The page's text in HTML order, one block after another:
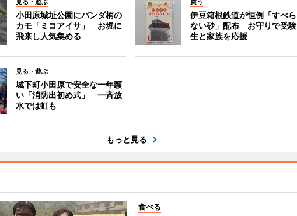
見る・遊ぶ
小田原城址公園にパンダ柄の
カモ「ミコアイサ」 お堀に
飛来し人気集める
買う
伊豆箱根鉄道が恒例「すべら
ない砂」配布 お守りで受験
生と家族を応援
見る・遊ぶ
城下町小田原で安全な一年願
い「消防出初め式」 一斉放
水では虹も
もっと見る
食べる